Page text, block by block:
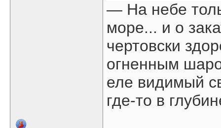
— На небе
море... и о
чертовски
огненным
еле видимый
где-то в